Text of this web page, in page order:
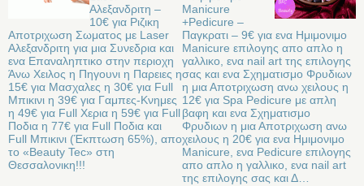
Αλεξανδριτη –
10€ για Ριζικη
Αποτριχωση Σωματος με Laser
Αλεξανδριτη για μια Συνεδρια και
ενα Επαναληπτικο στην περιοχη
Άνω Χειλος η Πηγουνι η Παρειες η
15€ για Μασχαλες η 30€ για Full
Μπικινι η 39€ για Γαμπες-Κνημες
η 49€ για Full Χερια η 59€ για Full
Ποδια η 77€ για Full Ποδια και
Full Μπικινι (Έκπτωση 65%), απο
το «Beauty Tec» στη
Θεσσαλονικη!!!
Manicure
+Pedicure –
Παγκρατι – 9€ για ενα Ημιμονιμο
Manicure επιλογης απο απλο η
γαλλικο, ενα nail art της επιλογης
σας και ενα Σχηματισμο Φρυδιων
η μια Αποτριχωση ανω χειλους η
12€ για Spa Pedicure με απλη
βαφη και ενα Σχηματισμο
Φρυδιων η μια Αποτριχωση ανω
χειλους η 20€ για ενα Ημιμονιμο
Manicure, ενα Pedicure επιλογης
απο απλο η γαλλικο, ενα nail art
της επιλογης σας και Δ…